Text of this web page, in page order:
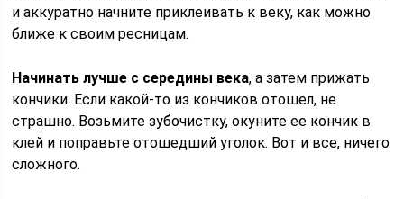
и аккуратно начните приклеивать к веку, как можно
ближе к своим ресницам.
Начинать лучше с середины века, а затем прижать
кончики. Если какой-то из кончиков отошел, не
страшно. Возьмите зубочистку, окуните ее кончик в
клей и поправьте отошедший уголок. Вот и все, ничего
сложного.